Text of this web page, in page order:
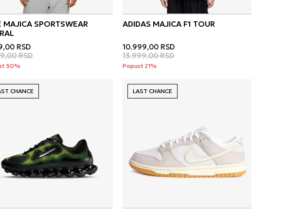
MAJICA SPORTSWEAR
RSD
RSD
30%
ADIDAS MAJICA F1 TOUR
10.999,00 RSD
13.999,00 RSD
Popust 21%
CHANCE LAST CHANCE